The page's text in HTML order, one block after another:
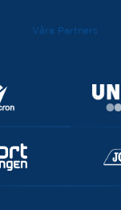
Våra Partners